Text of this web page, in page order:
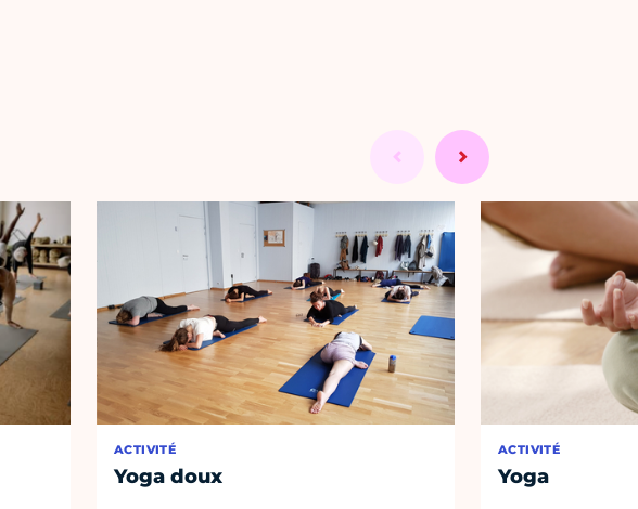
ACTIVITÉ
Yoga doux
ACTIVITÉ
Yoga